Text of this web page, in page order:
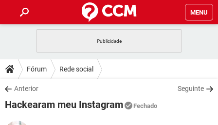
MENU
CELULAR
OUTLOOK
INSTAGRAM GMAIL
GUIA DE COMPRAS
DICAS
JOGOS
DOWNLOADS
JOGOS WHATSAPP
CELULAR
Fórum Rede social
Anterior Seguinte
Hackearam meu Instagram Fechado